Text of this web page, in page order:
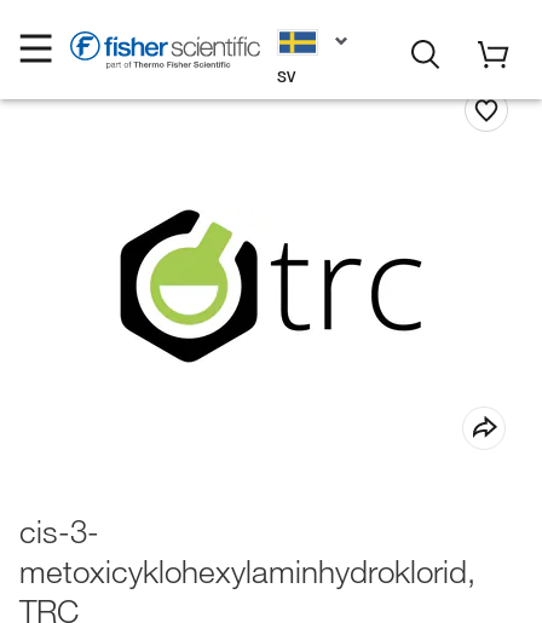
SV
cis-3-
metoxicyklohexylaminhydroklorid,
TRC